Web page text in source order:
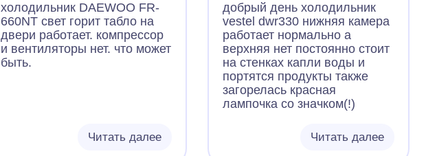
холодильник DAEWOO FR-
660NT свет горит табло на
двери работает. компрессор
и вентиляторы нет. что может
быть.
Читать далее
добрый день холодильник
vestel dwr330 нижняя камера
работает нормально а
верхняя нет постоянно стоит
на стенках капли воды и
портятся продукты также
загорелась красная
лампочка со значком(!)
Читать далее